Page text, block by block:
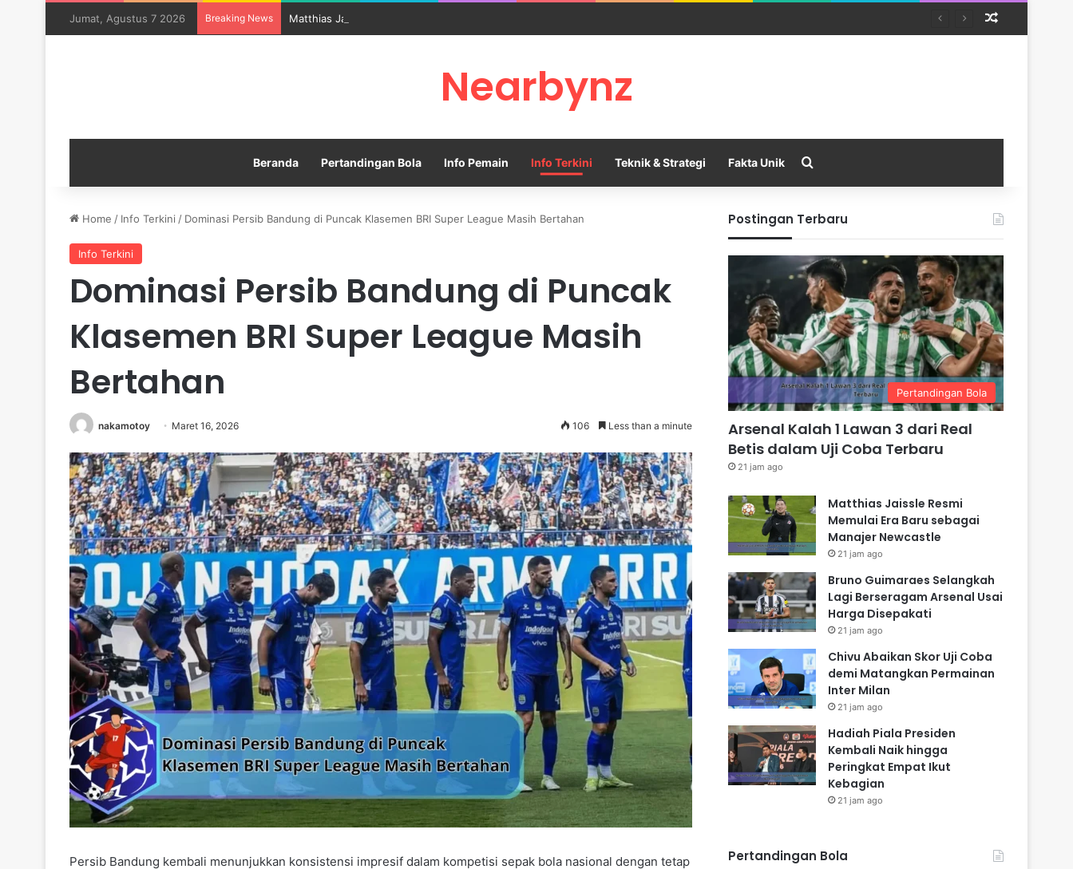
Jumat, Agustus 7 2026 Breaking News Matthias Jaissle Resmi Memulai Era Baru sebagai Manajer Newcastle
Nearbynz
Beranda Pertandingan Bola Info Pemain Info Terkini Teknik & Strategi Fakta Unik
Home / Info Terkini / Dominasi Persib Bandung di Puncak Klasemen BRI Super League Masih Bertahan
Info Terkini
Dominasi Persib Bandung di Puncak
Klasemen BRI Super League Masih
Bertahan
nakamotoy Maret 16, 2026 106 Less than a minute
Persib Bandung kembali menunjukkan konsistensi impresif dalam kompetisi sepak bola nasional dengan tetap
Postingan Terbaru
Pertandingan Bola
Arsenal Kalah 1 Lawan 3 dari Real
Betis dalam Uji Coba Terbaru
21 jam ago
Matthias Jaissle Resmi
Memulai Era Baru sebagai
Manajer Newcastle
21 jam ago
Bruno Guimaraes Selangkah
Lagi Berseragam Arsenal Usai
Harga Disepakati
21 jam ago
Chivu Abaikan Skor Uji Coba
demi Matangkan Permainan
Inter Milan
21 jam ago
Hadiah Piala Presiden
Kembali Naik hingga
Peringkat Empat Ikut
Kebagian
21 jam ago
Pertandingan Bola